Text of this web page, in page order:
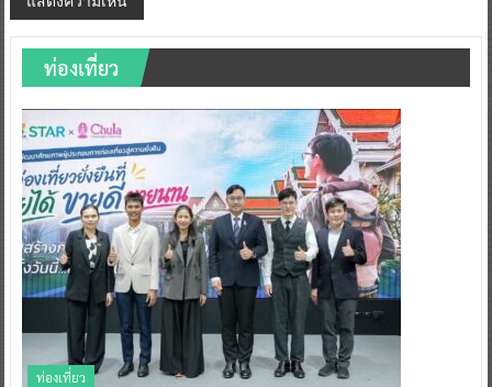
ท่องเที่ยว
ท่องเที่ยว